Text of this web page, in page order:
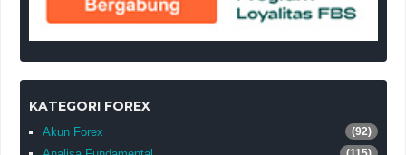
KATEGORI FOREX
Akun Forex (92)